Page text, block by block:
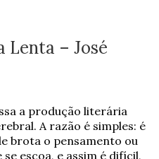
Lenta – José
a produção literária
A razão é simples: é
brota o pensamento ou
escoa, e assim é difícil,